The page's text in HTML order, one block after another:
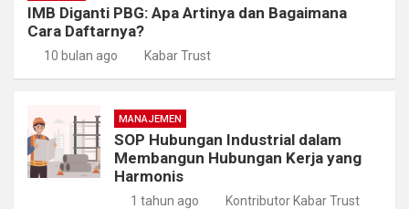
IMB Diganti PBG: Apa Artinya dan Bagaimana
Cara Daftarnya?
10 bulan ago Kabar Trust
MANAJEMEN
SOP Hubungan Industrial dalam
Membangun Hubungan Kerja yang
Harmonis
1 tahun ago Kontributor Kabar Trust